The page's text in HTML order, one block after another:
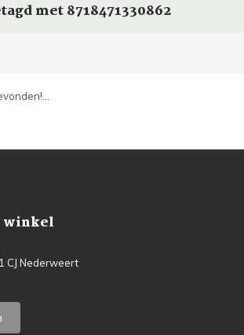
met 8718471330862
winkel
CJ Nederweert